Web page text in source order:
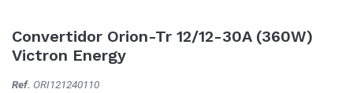
Convertidor Orion-Tr 12/12-30A (360W)
Victron Energy
Ref. ORI121240110